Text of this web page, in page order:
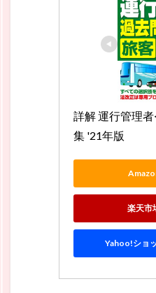
詳解 運行管理
集 '21年版
楽天市
Yahoo!ショ